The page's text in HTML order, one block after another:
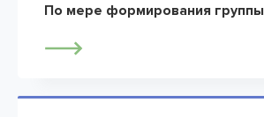
По мере формирования группы